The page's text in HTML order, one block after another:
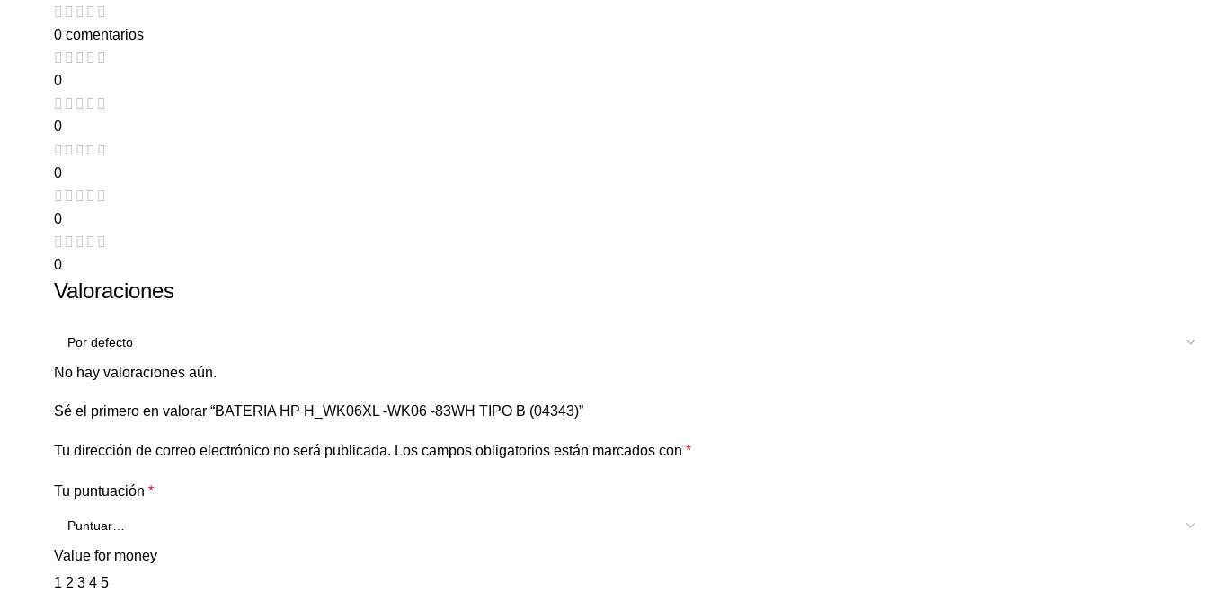
0 comentarios
0
0
0
0
0
Valoraciones
No hay valoraciones aún.
Sé el primero en valorar “BATERIA HP H_WK06XL -WK06 -83WH TIPO B (04343)”
Tu dirección de correo electrónico no será publicada. Los campos obligatorios están marcados con *
Tu puntuación *
Value for money
1 2 3 4 5